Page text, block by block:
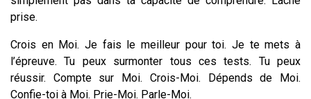
prise.
Crois en Moi. Je fais le meilleur pour toi. Je te mets à
l’épreuve. Tu peux surmonter tous ces tests. Tu peux
réussir. Compte sur Moi. Crois-Moi. Dépends de Moi.
Confie-toi à Moi. Prie-Moi. Parle-Moi.